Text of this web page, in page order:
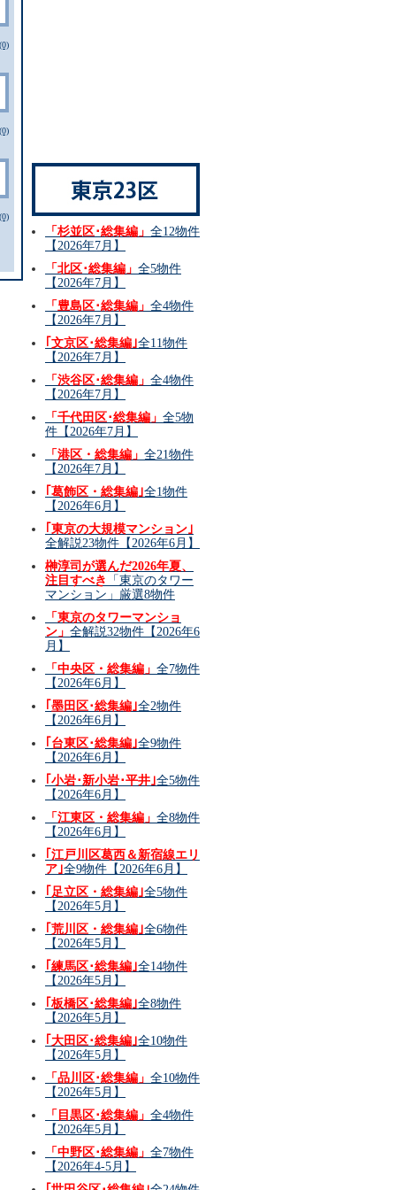
「杉並区･総集編」 全12物件
【2026年7月】
「北区･総集編」 全5物件
【2026年7月】
「豊島区･総集編」 全4物件
【2026年7月】
｢文京区･総集編｣全11物件
【2026年7月】
「渋谷区･総集編」 全4物件
【2026年7月】
「千代田区･総集編」 全5物
件【2026年7月】
「港区・総集編」 全21物件
【2026年7月】
｢葛飾区・総集編｣全1物件
【2026年6月】
｢東京の大規模マンション｣
全解説23物件【2026年6月】
榊淳司が選んだ2026年夏、
注目すべき
「東京のタワー
マンション」厳選8物件
「東京のタワーマンショ
ン」 全解説32物件【2026年6
月】
「中央区・総集編」 全7物件
【2026年6月】
｢墨田区･総集編｣全2物件
【2026年6月】
｢台東区･総集編｣全9物件
【2026年6月】
｢小岩･新小岩･平井｣全5物件
【2026年6月】
「江東区・総集編」 全8物件
【2026年6月】
｢江戸川区葛西＆新宿線エリ
ア｣全9物件【2026年6月】
｢足立区・総集編｣全5物件
【2026年5月】
｢荒川区・総集編｣全6物件
【2026年5月】
｢練馬区･総集編｣全14物件
【2026年5月】
｢板橋区･総集編｣全8物件
【2026年5月】
｢大田区･総集編｣全10物件
【2026年5月】
「品川区･総集編」 全10物件
【2026年5月】
「目黒区･総集編」 全4物件
【2026年5月】
「中野区･総集編」 全7物件
【2026年4-5月】